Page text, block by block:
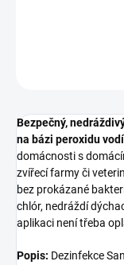
Bezpečný,
na bázi peroxidu
domácnosti s
zvířecí farmy či
bez prokázané
chlór, nedráždí
aplikaci není třeba
Popis: Dezinfekce